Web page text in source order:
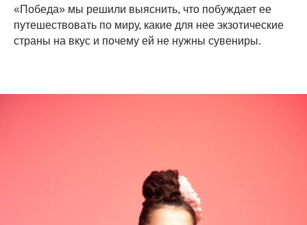
«Победа» мы решили выяснить, что побуждает ее
путешествовать по миру, какие для нее экзотические
страны на вкус и почему ей не нужны сувениры.